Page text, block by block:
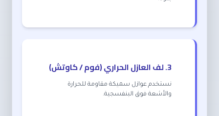
3. لف العازل الحراري (فوم / كاوتش)
نستخدم عوازل سميكة مقاومة للحرارة
والأشعة فوق البنفسجية.